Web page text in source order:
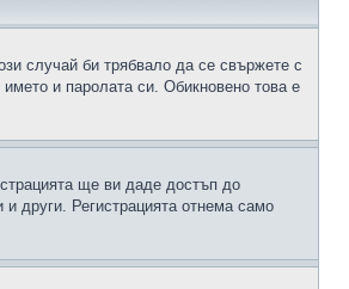
случай би трябвало да се свържете с
и паролата си. Обикновено това е
ще ви даде достъп до
други. Регистрацията отнема само